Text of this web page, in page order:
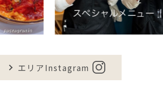
エリアInstagram